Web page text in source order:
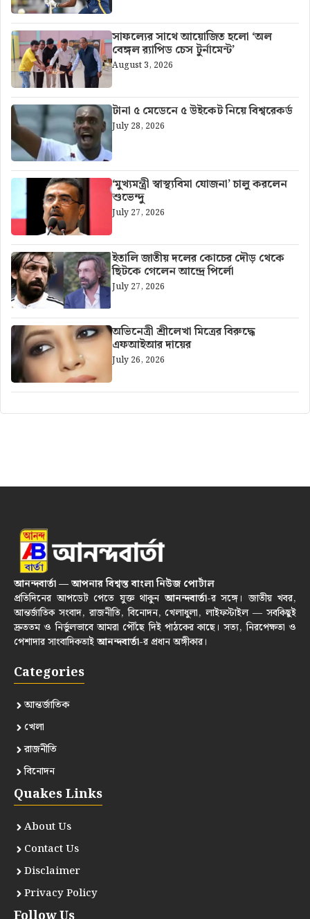
সাফল্যের সাথে আয়োজিত হলো ‘অল
বেঙ্গল র‍্যাপিড চেস টুর্নামেন্ট’
August 3, 2026
টানা ৫ মেডেনে ৫ উইকেট নিয়ে বিশ্বরেকর্ড
July 28, 2026
‘মুখ্যমন্ত্রী স্বাস্থ্যবিমা যোজনা’ চালু করলেন
শুভেন্দু
July 27, 2026
ইতালি জাতীয় দলের কোচের দৌড় থেকে
ছিটকে গেলেন আন্দ্রে পির্লো
July 27, 2026
অভিনেত্রী শ্রীলেখা মিত্রের বিরুদ্ধে
এফআইআর দায়ের
July 26, 2026
আনন্দবার্তা — আপনার বিশ্বস্ত বাংলা নিউজ পোর্টাল
প্রতিদিনের আপডেট পেতে যুক্ত থাকুনআনন্দবার্তা-র সঙ্গে। জাতীয় খবর,
আন্তর্জাতিক সংবাদ, রাজনীতি, বিনোদন, খেলাধুলা, লাইফস্টাইল — সবকিছুই
দ্রুততম ও নির্ভুলভাবে আমরা পৌঁছে দিই পাঠকের কাছে। সত্য, নিরপেক্ষতা ও
পেশাদার সাংবাদিকতাইআনন্দবার্তা-র প্রধান অঙ্গীকার।
Categories
আন্তর্জাতিক
খেলা
রাজনীতি
বিনোদন
Quakes Links
About Us
Contact Us
Disclaimer
Privacy Policy